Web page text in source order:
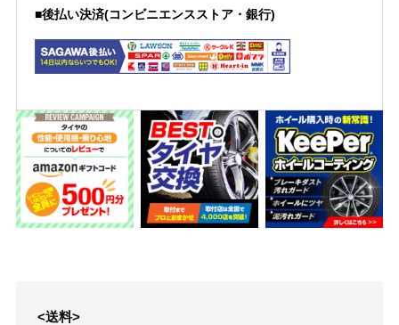
■後払い決済(コンビニエンスストア・銀行)
<送料>